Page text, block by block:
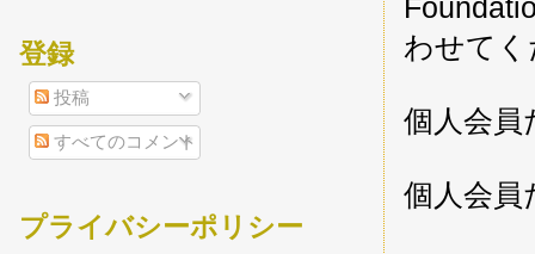
わせて
個人会員
個人会員
登録
投稿
すべてのコメント
プライバシーポリシー